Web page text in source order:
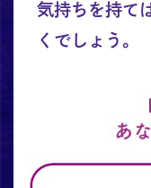
気持ちを持て
くでしょう。